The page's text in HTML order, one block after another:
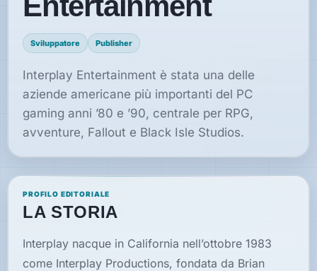
Speciali
Guide
Classici
giocabili
oggi
Emulatori
e
interpreti
Memories
Sviluppatore Publisher
Interplay Entertainment è stata una delle
aziende americane più importanti del PC
gaming anni ’80 e ’90, centrale per RPG,
avventure, Fallout e Black Isle Studios.
PROFILO EDITORIALE
LA STORIA
Interplay nacque in California nell’ottobre 1983
come Interplay Productions, fondata da Brian